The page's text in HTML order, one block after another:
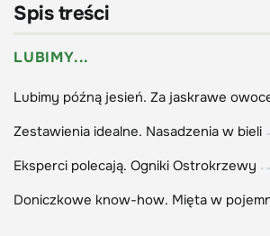
zachwyty – nad uprawą
rozmnażaniem roślin (s. 58 i 62).
o znaczeniu nazw roślin (s. 88).
przeoczyć medalistów i
Spis treści
LUBIMY...
Lubimy późną jesień. Za jaskrawe
Zestawienia idealne. Nasadzenia w bieli
Eksperci polecają. Ogniki Ostrokrzewy
Doniczkowe know-how. Mięta w